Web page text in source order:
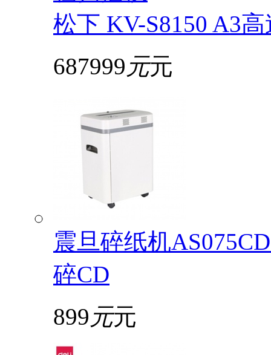
松下 KV-S8150 A3
687999 元元
震旦碎纸机
碎CD
899 元元